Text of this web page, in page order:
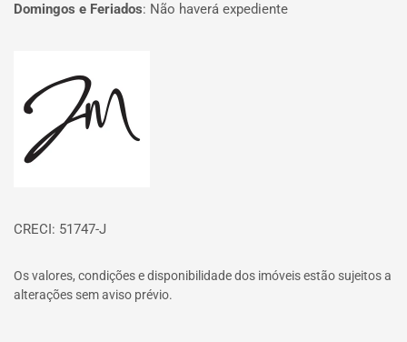
Domingos e Feriados: Não haverá expediente
CRECI: 51747-J
Os valores, condições e disponibilidade dos imóveis estão sujeitos a
alterações sem aviso prévio.